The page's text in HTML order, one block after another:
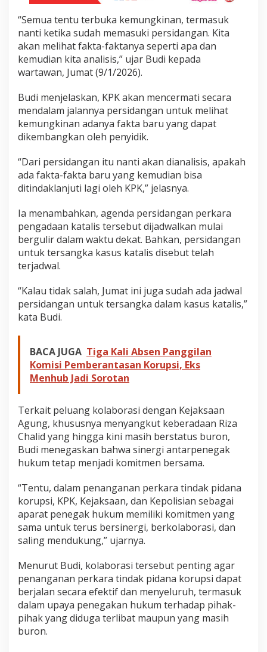
i
d
“Semua tentu terbuka kemungkinan, termasuk
nanti ketika sudah memasuki persidangan. Kita
akan melihat fakta-faktanya seperti apa dan
kemudian kita analisis,” ujar Budi kepada
wartawan, Jumat (9/1/2026).
Budi menjelaskan, KPK akan mencermati secara
mendalam jalannya persidangan untuk melihat
kemungkinan adanya fakta baru yang dapat
dikembangkan oleh penyidik.
“Dari persidangan itu nanti akan dianalisis, apakah
ada fakta-fakta baru yang kemudian bisa
ditindaklanjuti lagi oleh KPK,” jelasnya.
Ia menambahkan, agenda persidangan perkara
pengadaan katalis tersebut dijadwalkan mulai
bergulir dalam waktu dekat. Bahkan, persidangan
untuk tersangka kasus katalis disebut telah
terjadwal.
“Kalau tidak salah, Jumat ini juga sudah ada jadwal
persidangan untuk tersangka dalam kasus katalis,”
kata Budi.
BACA JUGA Tiga Kali Absen Panggilan
Komisi Pemberantasan Korupsi, Eks
Menhub Jadi Sorotan
Terkait peluang kolaborasi dengan Kejaksaan
Agung, khususnya menyangkut keberadaan Riza
Chalid yang hingga kini masih berstatus buron,
Budi menegaskan bahwa sinergi antarpenegak
hukum tetap menjadi komitmen bersama.
“Tentu, dalam penanganan perkara tindak pidana
korupsi, KPK, Kejaksaan, dan Kepolisian sebagai
aparat penegak hukum memiliki komitmen yang
sama untuk terus bersinergi, berkolaborasi, dan
saling mendukung,” ujarnya.
Menurut Budi, kolaborasi tersebut penting agar
penanganan perkara tindak pidana korupsi dapat
berjalan secara efektif dan menyeluruh, termasuk
dalam upaya penegakan hukum terhadap pihak-
pihak yang diduga terlibat maupun yang masih
buron.